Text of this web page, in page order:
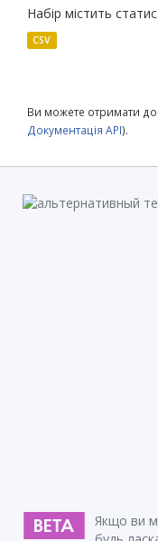
Набір містить
CSV
Ви можете отримати
Документація API).
Якщо ви